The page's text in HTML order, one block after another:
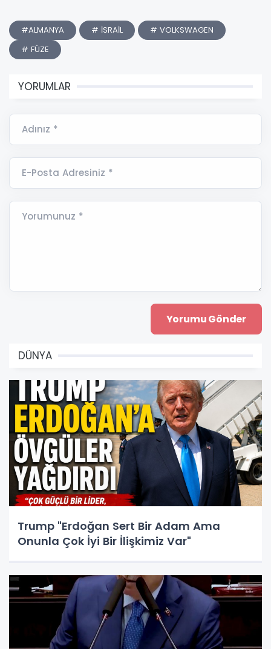
#ALMANYA # İSRAİL
# VOLKSWAGEN
# FÜZE
YORUMLAR
Adınız *
E-Posta Adresiniz *
Yorumunuz *
DÜNYA
Trump "Erdoğan Sert Bir Adam Ama
Onunla Çok İyi Bir İlişkimiz Var"